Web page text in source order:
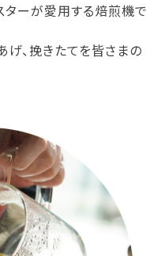
ーが愛用する焙煎機で
、挽きたてを皆さまの